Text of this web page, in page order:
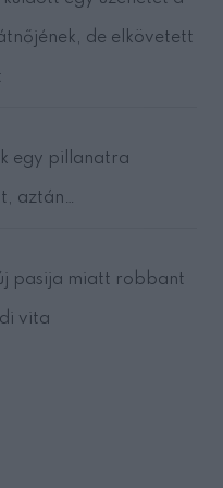
de elkövetett
egy pillanatra
aztán…
pasija miatt robbant
vita